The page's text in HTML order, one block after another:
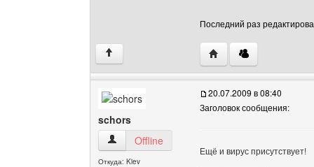
Последний раз
↑ Посетить сайт
schors
schors Посмотреть профиль
Offline
Откуда: Kiev
20.07.2009 в 08:40
Заголовок сообщения:
Ещё и вирус присутствует!